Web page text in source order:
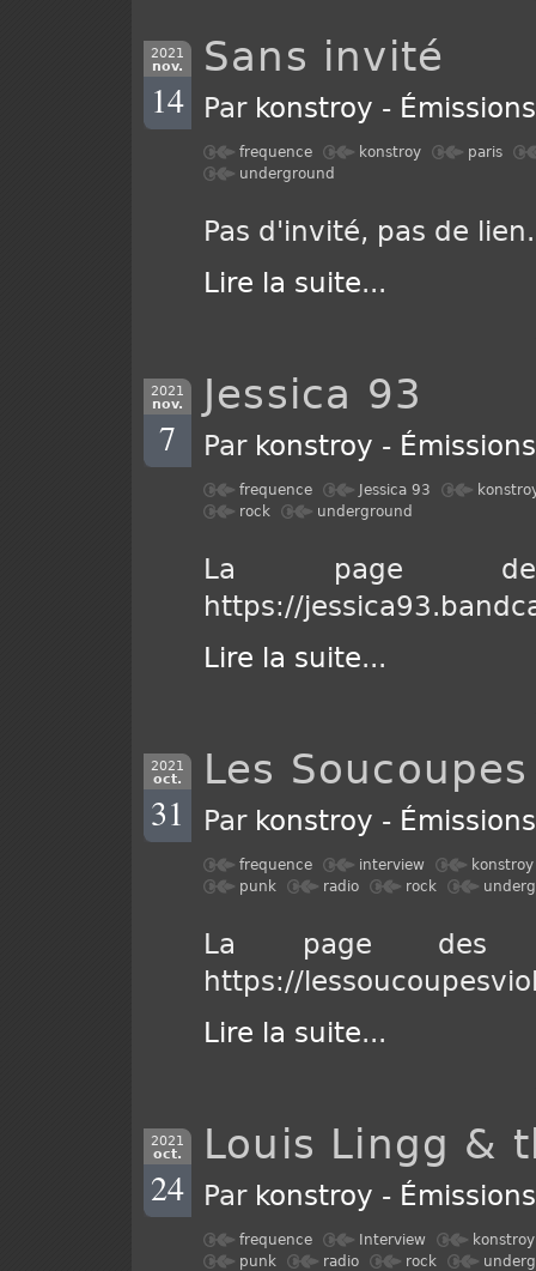
2021
nov.
14
Sans invité
Par konstroy -
frequence konstroy
paris
underground
Pas d'invité, pas de lien.
Lire la suite...
2021
nov.
7
Jessica 93
Par konstroy -
frequence Jessica 93
rock
underground
La page
https://
Lire la suite...
2021
oct.
31
Les
Par konstroy -
frequence interview
konstroy
punk
radio rock
La page des
https://
Lire la suite...
2021
oct.
24
Louis Lingg &
Par konstroy -
frequence Interview
konstroy
punk
radio rock